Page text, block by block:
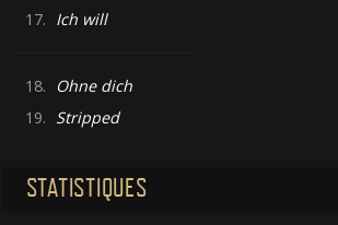
17. Ich will
18.
Ohne dich
19. Stripped
STATISTIQUES